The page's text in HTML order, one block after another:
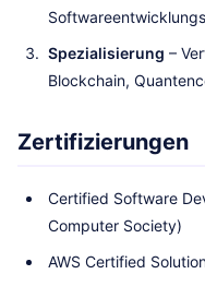
Spezialisierung –
Blockchain,
Zertifizierungen
Certified Software
Computer Society)
AWS Certified